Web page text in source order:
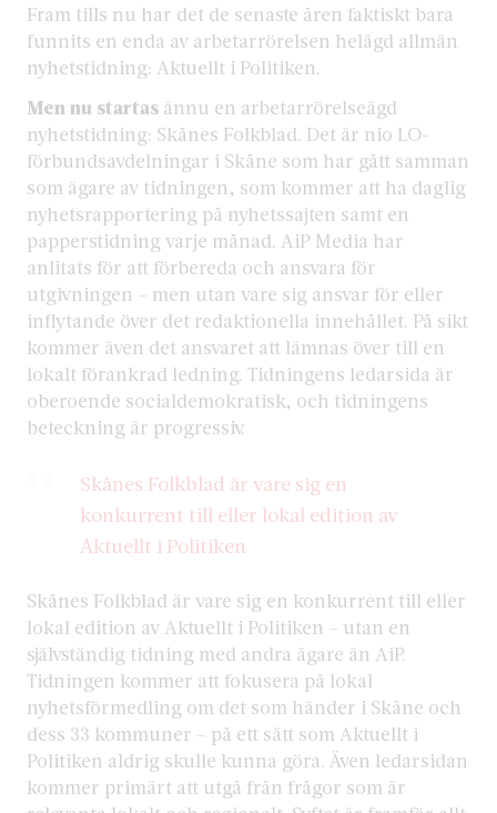
Fram tills nu har det de senaste åren faktiskt bara
funnits en enda av arbetarrörelsen helägd allmän
nyhetstidning: Aktuellt i Politiken.
Men nu startas ännu en arbetarrörelseägd
nyhetstidning: Skånes Folkblad. Det är nio LO-
förbundsavdelningar i Skåne som har gått samman
som ägare av tidningen, som kommer att ha daglig
nyhetsrapportering på nyhetssajten samt en
papperstidning varje månad. AiP Media har
anlitats för att förbereda och ansvara för
utgivningen – men utan vare sig ansvar för eller
inflytande över det redaktionella innehållet. På sikt
kommer även det ansvaret att lämnas över till en
lokalt förankrad ledning. Tidningens ledarsida är
oberoende socialdemokratisk, och tidningens
beteckning är progressiv.
Skånes Folkblad är vare sig en
konkurrent till eller lokal edition av
Aktuellt i Politiken
Skånes Folkblad är vare sig en konkurrent till eller
lokal edition av Aktuellt i Politiken – utan en
självständig tidning med andra ägare än AiP.
Tidningen kommer att fokusera på lokal
nyhetsförmedling om det som händer i Skåne och
dess 33 kommuner – på ett sätt som Aktuellt i
Politiken aldrig skulle kunna göra. Även ledarsidan
kommer primärt att utgå från frågor som är